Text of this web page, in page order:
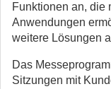
Funktionen an, die
Anwendungen
weitere Lösungen
Das
Sitzungen mit